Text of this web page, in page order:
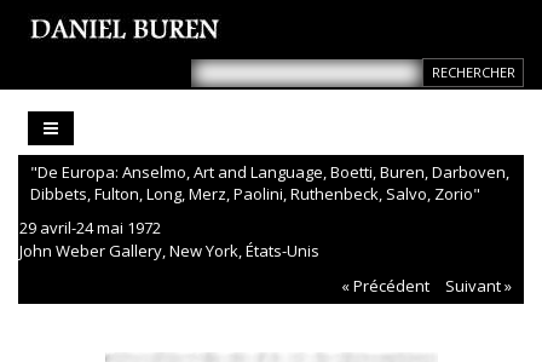
"De Europa: Anselmo, Art and Language, Boetti, Buren, Darboven,
Dibbets, Fulton, Long, Merz, Paolini, Ruthenbeck, Salvo, Zorio"
29 avril-24 mai 1972
John Weber Gallery, New York, États-Unis
« Précédent
Suivant »